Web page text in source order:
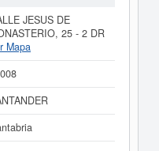
JESUS DE
25 - 2 DR
Mapa